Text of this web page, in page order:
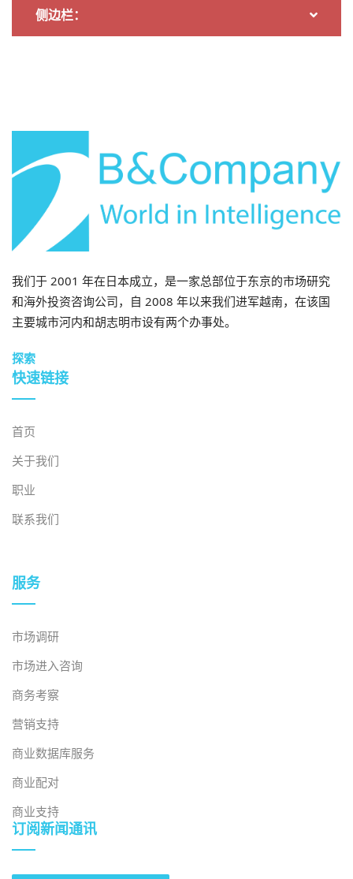
侧边栏：
我们于 2001 年在日本成立，是一家总部位于东京的市场研究
和海外投资咨询公司，自 2008 年以来我们进军越南，在该国
主要城市河内和胡志明市设有两个办事处。
探索
快速链接
首页
关于我们
职业
联系我们
服务
市场调研
市场进入咨询
商务考察
营销支持
商业数据库服务
商业配对
商业支持
订阅新闻通讯